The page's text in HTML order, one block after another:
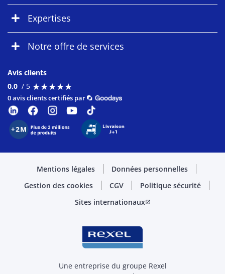
Expertises
Notre offre de services
Avis clients
0.0 / 5 ★★★★★
★★★★★
0 avis clients certifiés par
Mentions légales
Données personnelles
Gestion des cookies
CGV
Politique sécurité
Sites internationauxopen_in_new
Une entreprise du groupe Rexel